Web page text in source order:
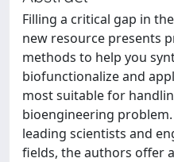
Filling a critical gap in
new resource presents
methods to help you
biofunctionalize and
most suitable for
bioengineering
leading scientists and
fields, the authors offer